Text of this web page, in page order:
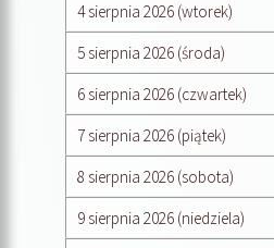
4 sierpnia 2026 (wtorek)
5 sierpnia 2026 (środa)
6 sierpnia 2026 (czwartek)
7 sierpnia 2026 (piątek)
8 sierpnia 2026 (sobota)
9 sierpnia 2026 (niedziela)